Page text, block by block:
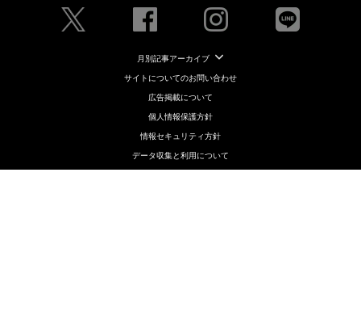
月別記事アーカイブ
サイトについてのお問い合わせ
広告掲載について
個人情報保護方針
情報セキュリティ方針
データ収集と利用について